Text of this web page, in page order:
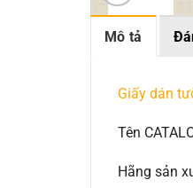
Mô tả
Giấy dán
Tên
Hãng sản